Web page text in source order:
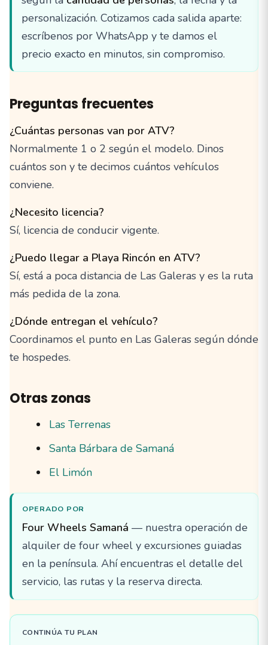
personalización. Cotizamos cada salida aparte:
escríbenos por WhatsApp y te damos el
precio exacto en minutos, sin compromiso.
Preguntas frecuentes
¿Cuántas personas van por ATV?
Normalmente 1 o 2 según el modelo. Dinos
cuántos son y te decimos cuántos vehículos
conviene.
¿Necesito licencia?
Sí, licencia de conducir vigente.
¿Puedo llegar a Playa Rincón en ATV?
Sí, está a poca distancia de Las Galeras y es la ruta
más pedida de la zona.
¿Dónde entregan el vehículo?
Coordinamos el punto en Las Galeras según dónde
te hospedes.
Otras zonas
Las Terrenas
Santa Bárbara de Samaná
El Limón
OPERADO POR
Four Wheels Samaná — nuestra operación de
alquiler de four wheel y excursiones guiadas
en la península. Ahí encuentras el detalle del
servicio, las rutas y la reserva directa.
CONTINÚA TU PLAN